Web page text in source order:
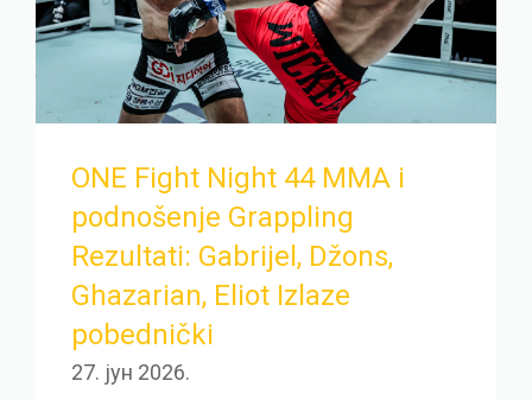
ONE Fight Night 44 MMA i
podnošenje Grappling
Rezultati: Gabrijel, Džons,
Ghazarian, Eliot Izlaze
pobednički
27. јун 2026.